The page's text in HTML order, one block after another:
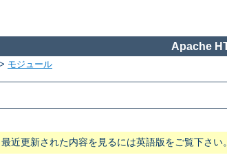
Apache
> モジュール
近更新された内容を見るには英語版をご覧下さい。